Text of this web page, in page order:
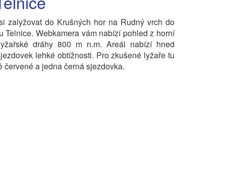
zalyžovat do Krušných hor na Rudný vrch do
Telnice. Webkamera vám nabízí pohled z horní
dráhy 800 m n.m. Areál nabízí hned
lehké obtížnosti. Pro zkušené lyžaře tu
červené a jedna černá sjezdovka.